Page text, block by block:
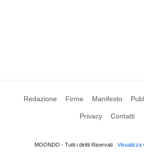
Redazione Firme Manifesto
Privacy Contatti
MOONDO - Tutti i diritti Riservati Visualizza